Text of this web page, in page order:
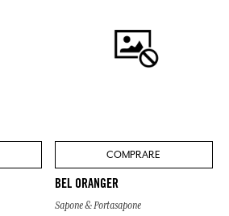
COMPRARE
BEL ORANGER
Sapone & Portasapone